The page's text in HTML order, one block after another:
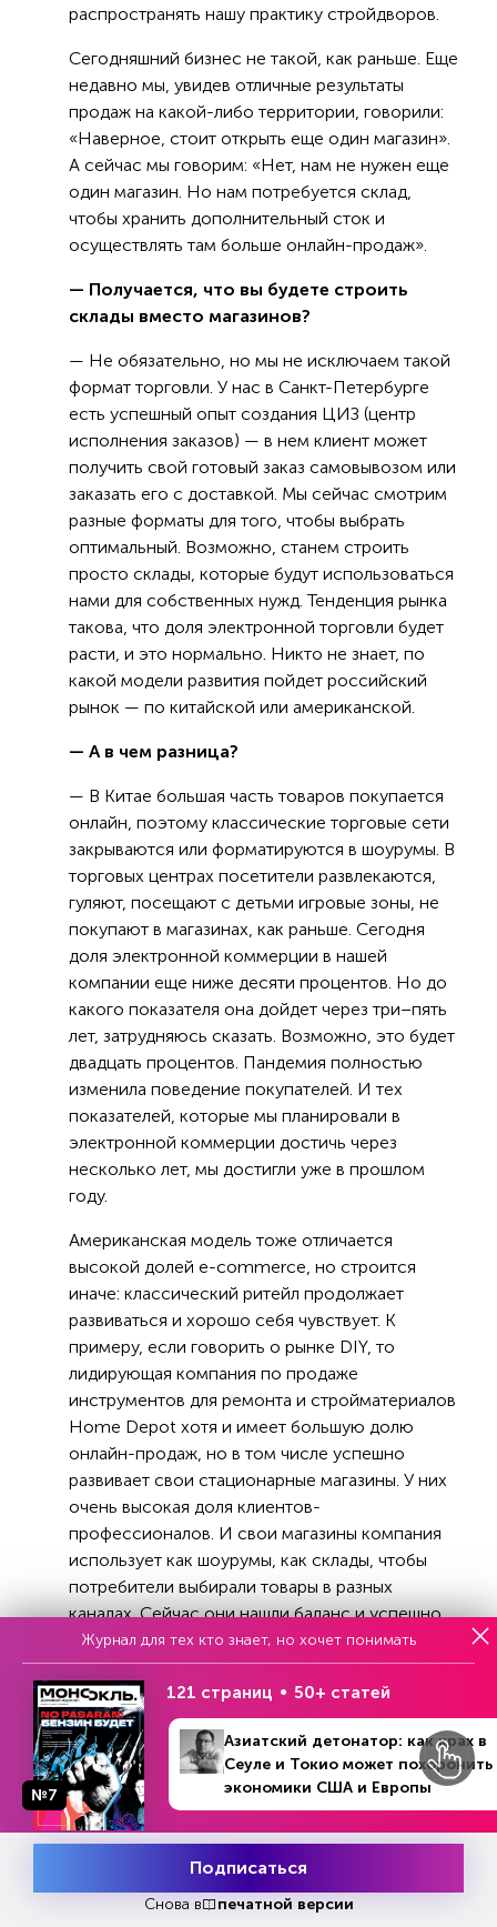
распространять нашу практику стройдворов.
Сегодняшний бизнес не такой, как раньше. Еще
недавно мы, увидев отличные результаты
продаж на какой-либо территории, говорили:
«Наверное, стоит открыть еще один магазин».
А сейчас мы говорим: «Нет, нам не нужен еще
один магазин. Но нам потребуется склад,
чтобы хранить дополнительный сток и
осуществлять там больше онлайн-продаж».
— Получается, что вы будете строить
склады вместо магазинов?
— Не обязательно, но мы не исключаем такой
формат торговли. У нас в Санкт-Петербурге
есть успешный опыт создания ЦИЗ (центр
исполнения заказов) — в нем клиент может
получить свой готовый заказ самовывозом или
заказать его с доставкой. Мы сейчас смотрим
разные форматы для того, чтобы выбрать
оптимальный. Возможно, станем строить
просто склады, которые будут использоваться
нами для собственных нужд. Тенденция рынка
такова, что доля электронной торговли будет
расти, и это нормально. Никто не знает, по
какой модели развития пойдет российский
рынок — по китайской или американской.
— А в чем разница?
— В Китае большая часть товаров покупается
онлайн, поэтому классические торговые сети
закрываются или форматируются в шоурумы. В
торговых центрах посетители развлекаются,
гуляют, посещают с детьми игровые зоны, не
покупают в магазинах, как раньше. Сегодня
доля электронной коммерции в нашей
компании еще ниже десяти процентов. Но до
какого показателя она дойдет через три–пять
лет, затрудняюсь сказать. Возможно, это будет
двадцать процентов. Пандемия полностью
изменила поведение покупателей. И тех
показателей, которые мы планировали в
электронной коммерции достичь через
несколько лет, мы достигли уже в прошлом
году.
Американская модель тоже отличается
высокой долей e-commerce, но строится
иначе: классический ритейл продолжает
развиваться и хорошо себя чувствует. К
примеру, если говорить о рынке DIY, то
лидирующая компания по продаже
инструментов для ремонта и стройматериалов
Home Depot хотя и имеет большую долю
онлайн-продаж, но в том числе успешно
развивает свои стационарные магазины. У них
очень высокая доля клиентов-
профессионалов. И свои магазины компания
использует как шоурумы, как склады, чтобы
потребители выбирали товары в разных
каналах. Сейчас они нашли баланс и успешно
конкурируют с Amazon.
Ремонт не остановить
— Расскажите, каких поставщиков вы
ищете?
— У нас существует определенный микс: есть
продукцию на наши склады-распределители
или напрямую в магазины, и есть локальные
№29 (1215) В номере
Попробовать
Журнал для тех кто знает, но хочет понимать
№7
121 страниц 50+ статей
Азиатский детонатор: как крах в
Сеуле и Токио может похоронить
экономики США и Европы
Подписаться
Снова в печатной версии